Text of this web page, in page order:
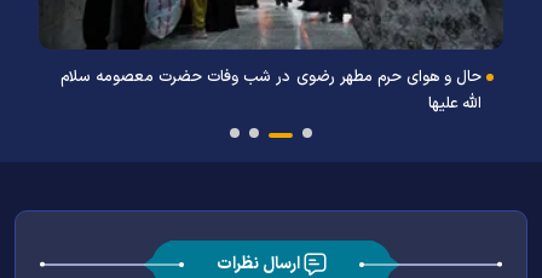
حال و هوای حرم مطهر رضوی در شب وفات حضرت معصومه سلام
الله علیها
ارسال نظرات